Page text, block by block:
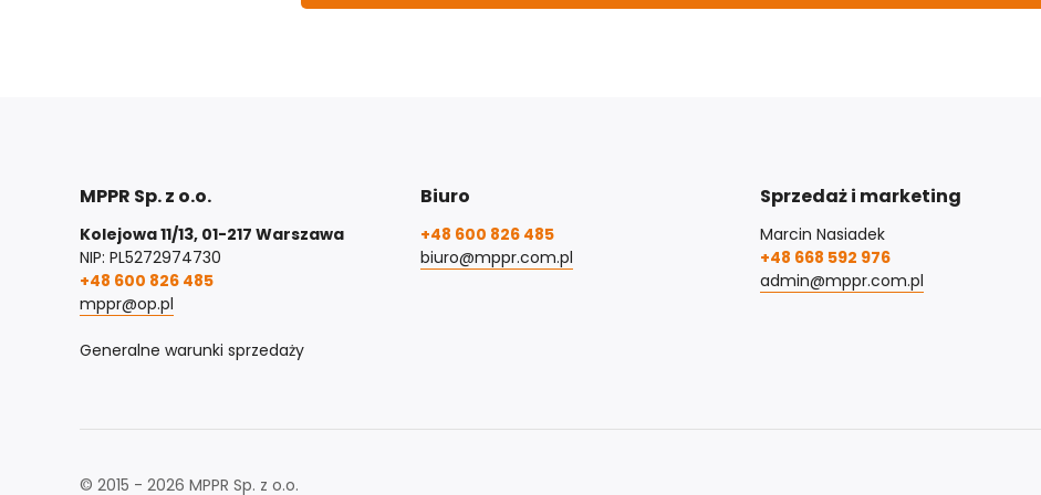
MPPR Sp. z o.o.
Kolejowa 11/13, 01-217 Warszawa
NIP: PL5272974730
+48 600 826 485
mppr@op.pl
Generalne warunki sprzedaży
Biuro
+48 600 826 485
biuro@mppr.com.pl
Sprzedaż i marketing
Marcin Nasiadek
+48 668 592 976
admin@mppr.com.pl
© 2015 - 2026 MPPR Sp. z o.o.